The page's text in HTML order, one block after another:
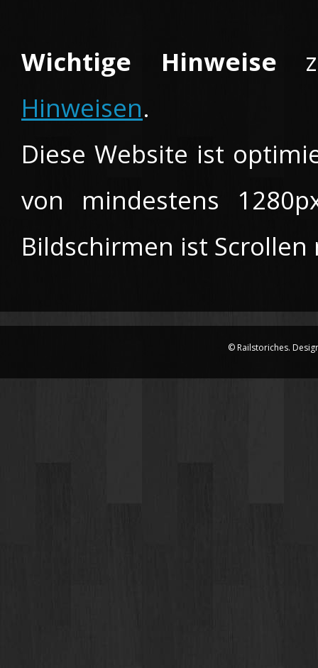
Wichtige Hinweise
Hinweisen.
Diese Website ist
von mindestens
Bildschirmen ist
© Railstoriches.